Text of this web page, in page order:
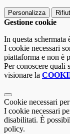
Personalizza
Gestione cookie
In questa schermata
I cookie necessari
piattaforma e non è
Per conoscere quali
visionare la
Cookie necessari
I cookie necessari
disabilitati. È
policy.